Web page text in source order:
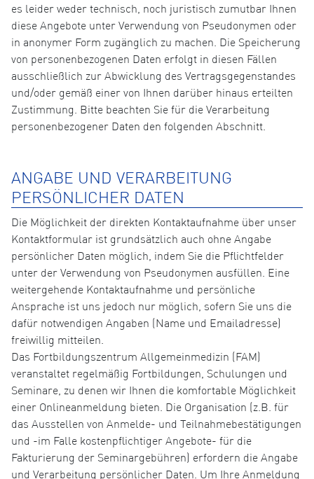
es leider weder technisch, noch juristisch zumutbar Ihnen
diese Angebote unter Verwendung von Pseudonymen oder
in anonymer Form zugänglich zu machen. Die Speicherung
von personenbezogenen Daten erfolgt in diesen Fällen
ausschließlich zur Abwicklung des Vertragsgegenstandes
und/oder gemäß einer von Ihnen darüber hinaus erteilten
Zustimmung. Bitte beachten Sie für die Verarbeitung
personenbezogener Daten den folgenden Abschnitt.
ANGABE UND VERARBEITUNG
PERSÖNLICHER DATEN
Die Möglichkeit der direkten Kontaktaufnahme über unser
Kontaktformular ist grundsätzlich auch ohne Angabe
persönlicher Daten möglich, indem Sie die Pflichtfelder
unter der Verwendung von Pseudonymen ausfüllen. Eine
weitergehende Kontaktaufnahme und persönliche
Ansprache ist uns jedoch nur möglich, sofern Sie uns die
dafür notwendigen Angaben (Name und Emailadresse)
freiwillig mitteilen.
Das Fortbildungszentrum Allgemeinmedizin (FAM)
veranstaltet regelmäßig Fortbildungen, Schulungen und
Seminare, zu denen wir Ihnen die komfortable Möglichkeit
einer Onlineanmeldung bieten. Die Organisation (z.B. für
das Ausstellen von Anmelde- und Teilnahmebestätigungen
und -im Falle kostenpflichtiger Angebote- für die
Fakturierung der Seminargebühren) erfordern die Angabe
und Verarbeitung persönlicher Daten. Um Ihre Anmeldung